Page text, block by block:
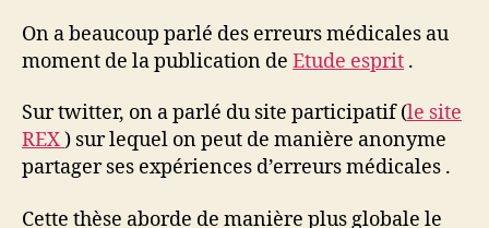
On a beaucoup parlé des erreurs médicales au
moment de la publication de Etude esprit .
Sur twitter, on a parlé du site participatif (le site
REX) sur lequel on peut de manière anonyme
partager ses expériences d’erreurs médicales .
Cette thèse aborde de manière plus globale le